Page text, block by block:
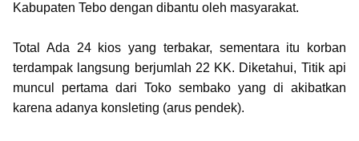
Kabupaten Tebo dengan dibantu oleh masyarakat.
Total Ada 24 kios yang terbakar, sementara itu korban
terdampak langsung berjumlah 22 KK. Diketahui, Titik api
muncul pertama dari Toko sembako yang di akibatkan
karena adanya konsleting (arus pendek).